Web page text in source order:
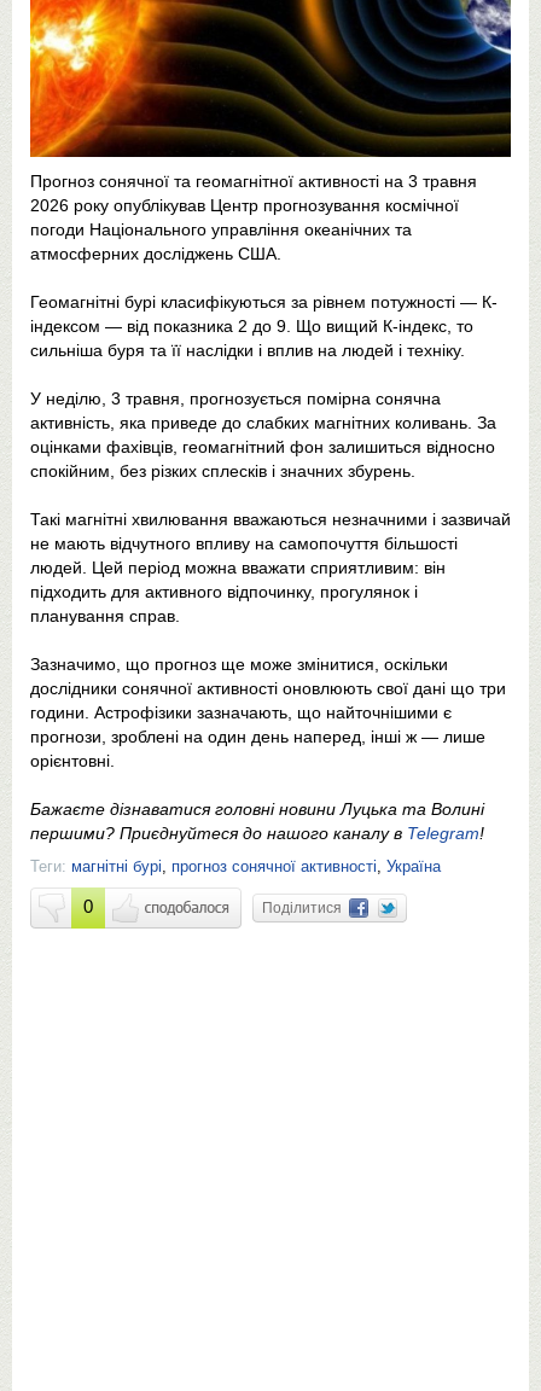
Прогноз сонячної та геомагнітної активності на 3 травня
2026 року опублікував Центр прогнозування космічної
погоди Національного управління океанічних та
атмосферних досліджень США.
Геомагнітні бурі класифікуються за рівнем потужності — К-
індексом — від показника 2 до 9. Що вищий К-індекс, то
сильніша буря та її наслідки і вплив на людей і техніку.
У неділю, 3 травня, прогнозується помірна сонячна
активність, яка приведе до слабких магнітних коливань. За
оцінками фахівців, геомагнітний фон залишиться відносно
спокійним, без різких сплесків і значних збурень.
Такі магнітні хвилювання вважаються незначними і зазвичай
не мають відчутного впливу на самопочуття більшості
людей. Цей період можна вважати сприятливим: він
підходить для активного відпочинку, прогулянок і
планування справ.
Зазначимо, що прогноз ще може змінитися, оскільки
дослідники сонячної активності оновлюють свої дані що три
години. Астрофізики зазначають, що найточнішими є
прогнози, зроблені на один день наперед, інші ж — лише
орієнтовні.
Бажаєте дізнаватися головні новини Луцька та Волині
першими? Приєднуйтеся до нашого каналу в Telegram!
Теги: магнітні бурі прогноз сонячної активності Україна
0 Поділитися